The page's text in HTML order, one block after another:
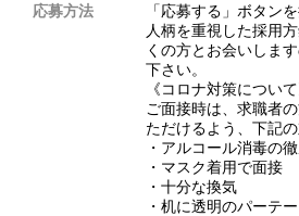
応募方法
「応募する」ボタン
人柄を重視した採用
くの方とお会いしま
下さい。
《コロナ対策について
ご面接時は、求職者
ただけるよう、下記
・アルコール消毒の
・マスク着用で面接
・十分な換気
・机に透明のパーテ